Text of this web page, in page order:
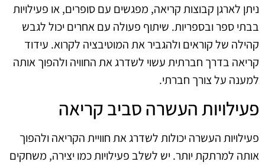
ניתן לארגן קבוצות קריאה, מפגשים עם סופרים, או פעילויות
בבתי ספר ובספריות. שיתוף פעולה עם אחרים יכול לגבש
קהילה של קוראים ולהגביר את המוטיבציה לקרוא. עידוד
קריאה בדרך חברתית עשוי לשדרג את החוויה ולהפוך אותה
למענה על צורך חברתי.
פעילויות העשרה סביב קריאה
פעילויות העשרה יכולות לשדרג את חוויית הקריאה ולהפוך
אותה למרתקת יותר. יש לשלב פעילויות כמו יצירה, משחקים